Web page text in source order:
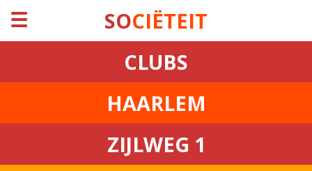
☰ SOCIËTEIT
CLUBS
HAARLEM
ZIJLWEG 1